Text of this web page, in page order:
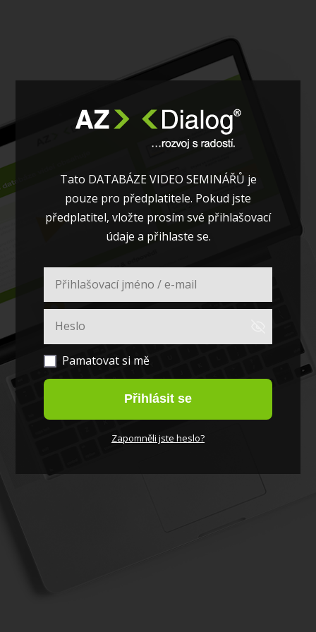
Tato DATABÁZE VIDEO SEMINÁŘŮ je
pouze pro předplatitele. Pokud jste
předplatitel, vložte prosím své přihlašovací
údaje a přihlaste se.
Pamatovat si mě
Přihlásit se
Zapomněli jste heslo?